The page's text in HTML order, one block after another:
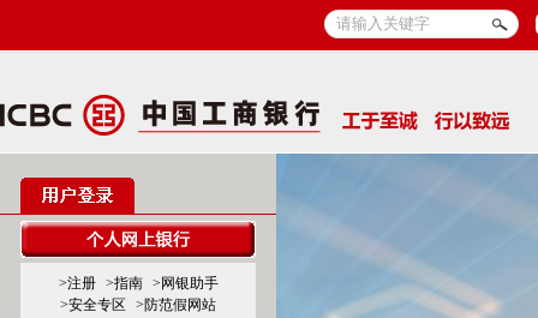
>注册 >指南
>网银助手
>安全专区
>防范假网站